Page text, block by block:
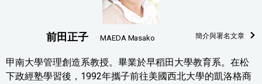
前田正子 MAEDA Masako 簡介與署名文章
甲南大學管理創造系教授。畢業於早稻田大學教育系。在松
下政經塾學習後，1992年攜子前往美國西北大學的凱洛格商